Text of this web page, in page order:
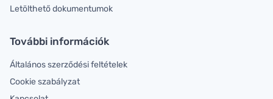
Letölthető dokumentumok
További információk
Általános szerződési feltételek
Cookie szabályzat